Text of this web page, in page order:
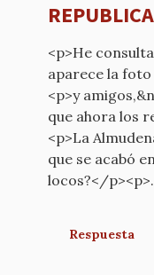
<p>He
aparece la
<p>y
que ahora los
<p>La
que se acabó
locos?</
Respuesta